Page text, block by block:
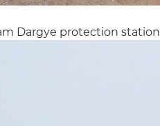
Dargye protection station